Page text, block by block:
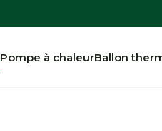
Pompe à chaleurBallon